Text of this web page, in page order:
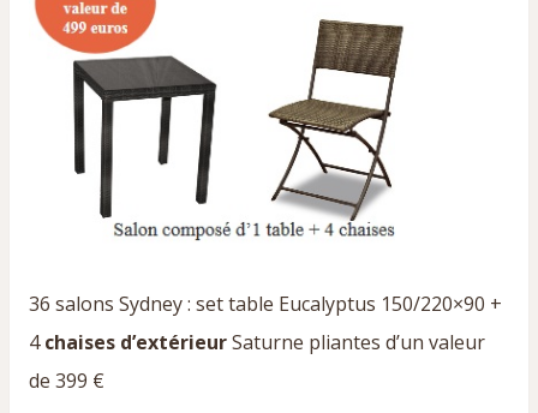
36 salons Sydney : set table Eucalyptus 150/220×90 +
4chaises d’extérieurSaturne pliantes d’un valeur
de 399 €